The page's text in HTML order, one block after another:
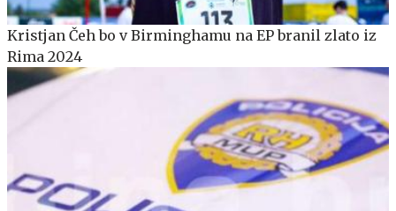
Kristjan Čeh bo v Birminghamu na EP branil zlato iz
Rima 2024